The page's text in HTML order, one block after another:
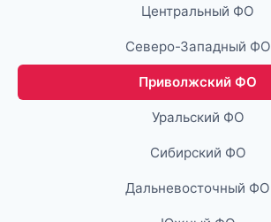
Центральный ФО
Северо-Западный ФО
Приволжский ФО
Уральский ФО
Сибирский ФО
Дальневосточный ФО